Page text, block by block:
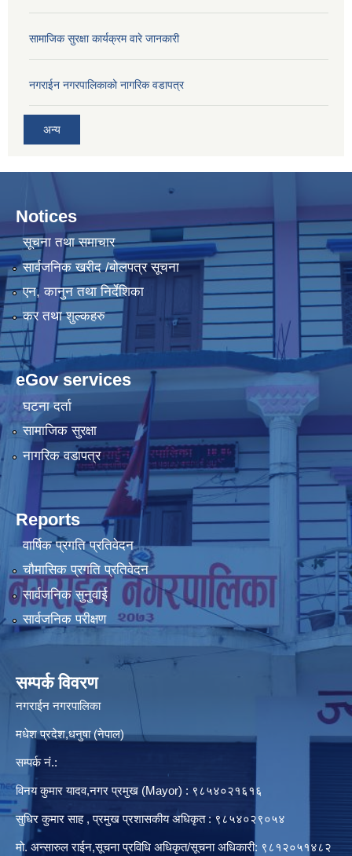
सामाजिक सुरक्षा कार्यक्रम वारे जानकारी
नगराईन नगरपालिकाको नागरिक वडापत्र
अन्य
Notices
सूचना तथा समाचार
सार्वजनिक खरीद /बोलपत्र सूचना
एन, कानुन तथा निर्देशिका
कर तथा शुल्कहरु
eGov services
घटना दर्ता
सामाजिक सुरक्षा
नागरिक वडापत्र
Reports
वार्षिक प्रगति प्रतिवेदन
चौमासिक प्रगति प्रतिवेदन
सार्वजनिक सुनुवाई
सार्वजनिक परीक्षण
सम्पर्क विवरण
नगराईन नगरपालिका
मधेश प्रदेश,धनुषा (नेपाल)
सम्पर्क नं.:
विनय कुमार यादव,नगर प्रमुख (Mayor) : ९८५४०२१६१६
सुधिर कुमार साह , प्रमुख प्रशासकीय अधिकृत : ९८५४०२९०५४
मो. अन्सारुल राईन,सूचना प्रविधि अधिकृत/सूचना अधिकारी: ९८१२०५१४८२